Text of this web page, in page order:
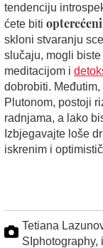
tendenciju
ćete biti
skloni stvaranju
slučaju, mogli
meditacijom i
dobrobiti.
Plutonom, postoji
radnjama, a lako
Izbjegavajte loše
iskrenim i
Tetiana
SIphotography,